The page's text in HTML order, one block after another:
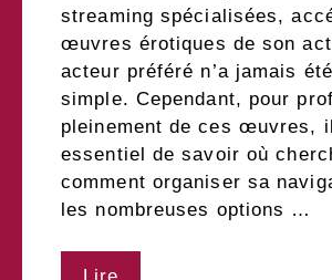
streaming spécialisées,
œuvres érotiques de son
acteur préféré n’a jamais
simple. Cependant, pour
pleinement de ces œuvres,
essentiel de savoir où
comment organiser sa
les nombreuses options …